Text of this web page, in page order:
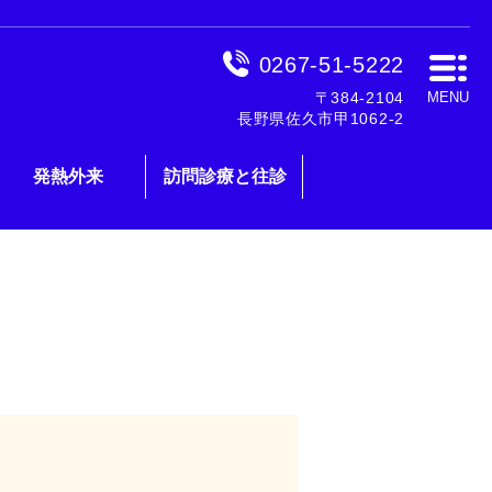
0267-51-5222
〒384-2104
長野県佐久市甲1062-2
MENU
発熱外来 訪問診療と往診